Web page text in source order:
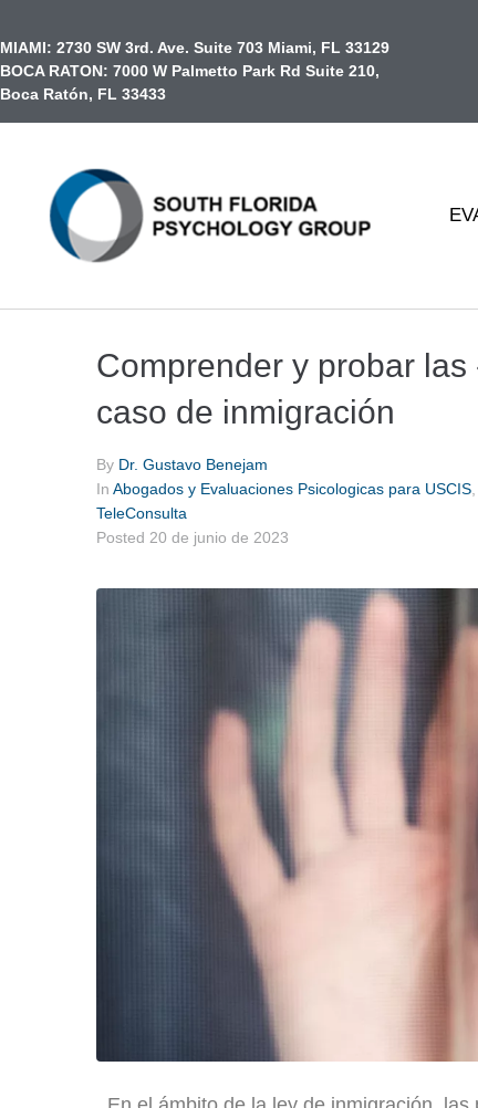
MIAMI: 2730 SW 3rd. Ave. Suite 703 Miami, FL 33129
BOCA RATON: 7000 W Palmetto Park Rd Suite 210,
Boca Ratón, FL 33433
Comprender y probar
caso de inmigración
By Dr. Gustavo Benejam
In Abogados y Evaluaciones Psicologicas para USCIS
TeleConsulta
Posted 20 de junio de 2023